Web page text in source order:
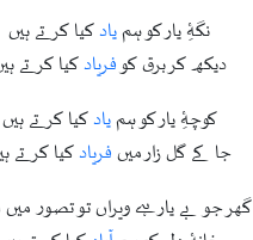
نگۂِ یار کو ہمیادکیا کرتے ہیں
دیکھ کر برق کوفریادکیا کرتے
کوچۂِ یار کو ہمیادکیا کرتے ہیں
جا کے گل زار میں فریادکیا کرتے
گھر جو بے یار ہے ویراں تو تصور